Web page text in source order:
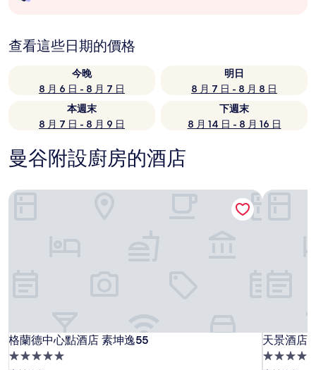
查看這些日期的價格
今晚
8 月 6 日 - 8 月 7 日
明日
8 月 7 日 - 8 月 8 日
本週末
8 月 7 日 - 8 月 9 日
下週末
8 月 14 日 - 8 月 16 日
曼谷附設廚房的酒店
格蘭德中心點酒店 素坤逸55
格蘭德中心點酒店 素坤逸55
5.0
格蘭德中心點酒店 素坤逸55
天景酒店
天景酒店
5.0
天景酒店